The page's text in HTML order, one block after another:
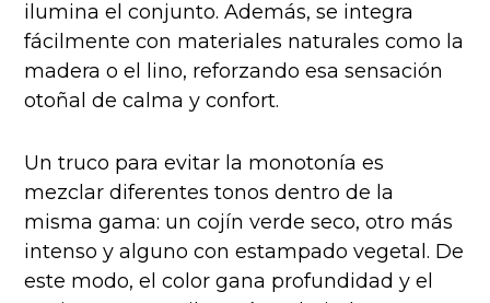
ilumina el conjunto. Además, se integra
fácilmente con materiales naturales como la
madera o el lino, reforzando esa sensación
otoñal de calma y confort.
Un truco para evitar la monotonía es
mezclar diferentes tonos dentro de la
misma gama: un cojín verde seco, otro más
intenso y alguno con estampado vegetal. De
este modo, el color gana profundidad y el